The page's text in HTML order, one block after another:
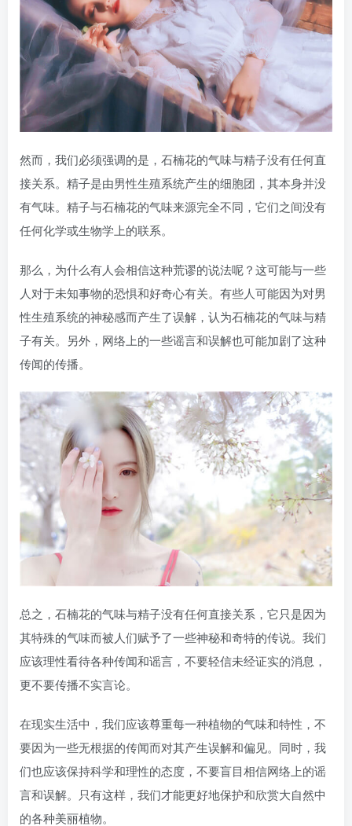
然而，我们必须强调的是，石楠花的气味与精子没有任何直
接关系。精子是由男性生殖系统产生的细胞团，其本身并没
有气味。精子与石楠花的气味来源完全不同，它们之间没有
任何化学或生物学上的联系。
那么，为什么有人会相信这种荒谬的说法呢？这可能与一些
人对于未知事物的恐惧和好奇心有关。有些人可能因为对男
性生殖系统的神秘感而产生了误解，认为石楠花的气味与精
子有关。另外，网络上的一些谣言和误解也可能加剧了这种
传闻的传播。
总之，石楠花的气味与精子没有任何直接关系，它只是因为
其特殊的气味而被人们赋予了一些神秘和奇特的传说。我们
应该理性看待各种传闻和谣言，不要轻信未经证实的消息，
更不要传播不实言论。
在现实生活中，我们应该尊重每一种植物的气味和特性，不
要因为一些无根据的传闻而对其产生误解和偏见。同时，我
们也应该保持科学和理性的态度，不要盲目相信网络上的谣
言和误解。只有这样，我们才能更好地保护和欣赏大自然中
的各种美丽植物。